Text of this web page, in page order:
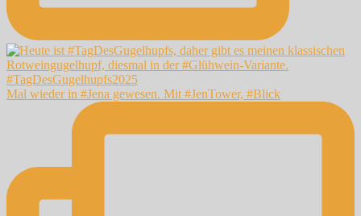
Mal wieder in #Jena gewesen. Mit #JenTower, #Blick